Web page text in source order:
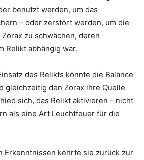
benutzt werden, um das
– oder zerstört werden, um die
zu schwächen, deren
Relikt abhängig war.
des Relikts könnte die Balance
gleichzeitig den Zorax ihre Quelle
sich, das Relikt aktivieren – nicht
als eine Art Leuchtfeuer für die
Erkenntnissen kehrte sie zurück zur